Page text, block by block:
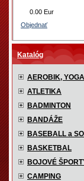
0.00 Eur
Objednať
Katalóg
AEROBIK,
ATLETIKA
BADMINTON
BANDÁŽE
BASEBALL a
BASKETBAL
BOJOVÉ
CAMPING